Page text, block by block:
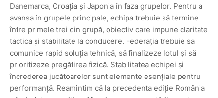
Danemarca, Croația și Japonia în faza grupelor. Pentru a
avansa în grupele principale, echipa trebuie să termine
între primele trei din grupă, obiectiv care impune claritate
tactică și stabilitate la conducere. Federația trebuie să
comunice rapid soluția tehnică, să finalizeze lotul și să
prioritizeze pregătirea fizică. Stabilitatea echipei și
încrederea jucătoarelor sunt elemente esențiale pentru
performanță. Reamintim că la precedenta ediție România